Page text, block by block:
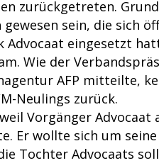
zurückgetreten.
sein, die sich
Advocaat eingesetzt
Wie der
AFP mitteilte,
Neulings zurück.
Vorgänger Advocaat
Er wollte sich um
Tochter Advocaats